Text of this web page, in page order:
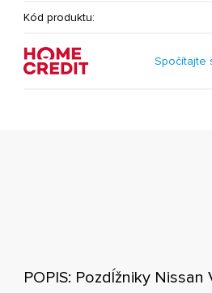
Kód produktu:
Spočítajte
POPIS: Pozdĺžniky Nissan